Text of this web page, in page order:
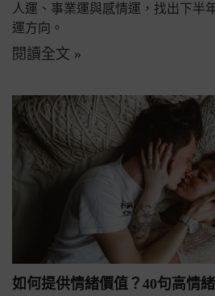
人運、事業運與感情運，找出下半
運方向。
閱讀全文 »
如何提供情緒價值？40句高情